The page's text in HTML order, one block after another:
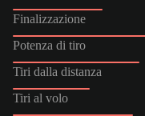
Finalizzazione
Potenza di tiro
Tiri dalla distanza
Tiri al volo